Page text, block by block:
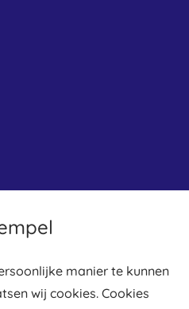
manier te kunnen
wij cookies. Cookies